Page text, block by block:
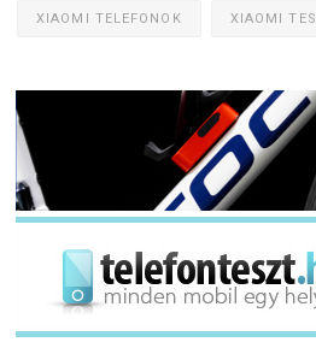
XIAOMI TELEFONOK XIAOMI